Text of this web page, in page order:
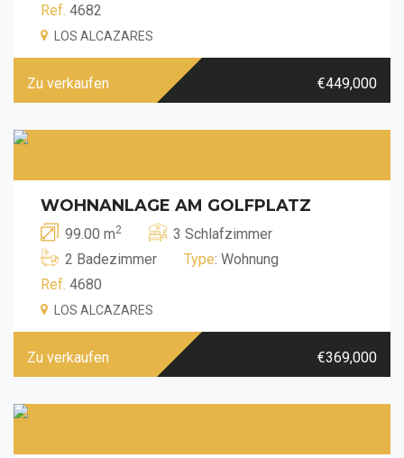
Ref. 4682
LOS ALCAZARES
Zu verkaufen €449,000
WOHNANLAGE AM GOLFPLATZ
99.00 m2
3 Schlafzimmer
2 Badezimmer
Type: Wohnung
Ref. 4680
LOS ALCAZARES
Zu verkaufen €369,000